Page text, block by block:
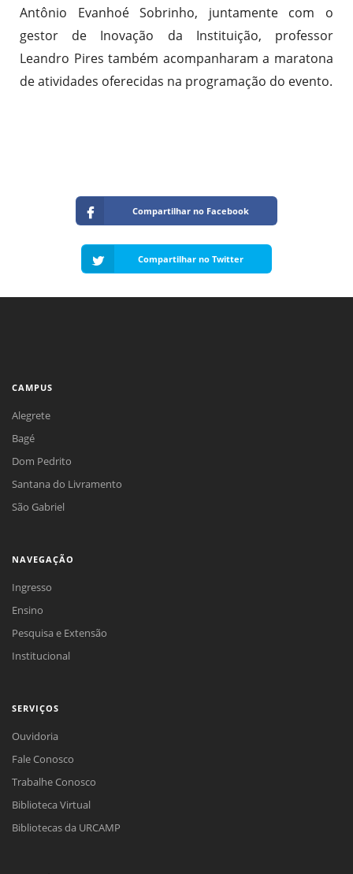
Antônio Evanhoé Sobrinho, juntamente com o
gestor de Inovação da Instituição, professor
Leandro Pires também acompanharam a maratona
de atividades oferecidas na programação do evento.
Compartilhar no Facebook
Compartilhar no Twitter
CAMPUS
Alegrete
Bagé
Dom Pedrito
Santana do Livramento
São Gabriel
NAVEGAÇÃO
Ingresso
Ensino
Pesquisa e Extensão
Institucional
SERVIÇOS
Ouvidoria
Fale Conosco
Trabalhe Conosco
Biblioteca Virtual
Bibliotecas da URCAMP